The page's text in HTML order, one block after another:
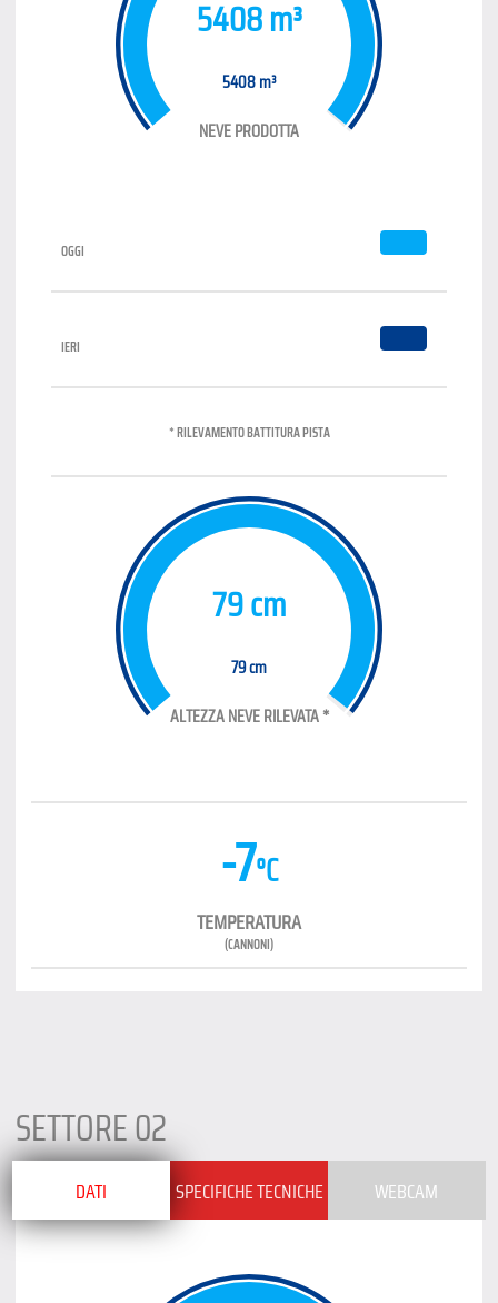
NEVE PRODOTTA
5408 m³
5408 m³
OGGI
IERI
* RILEVAMENTO BATTITURA PISTA
ALTEZZA NEVE RILEVATA *
79 cm
79 cm
-7°C
TEMPERATURA
(CANNONI)
SETTORE 02
DATI SPECIFICHE TECNICHE WEBCAM